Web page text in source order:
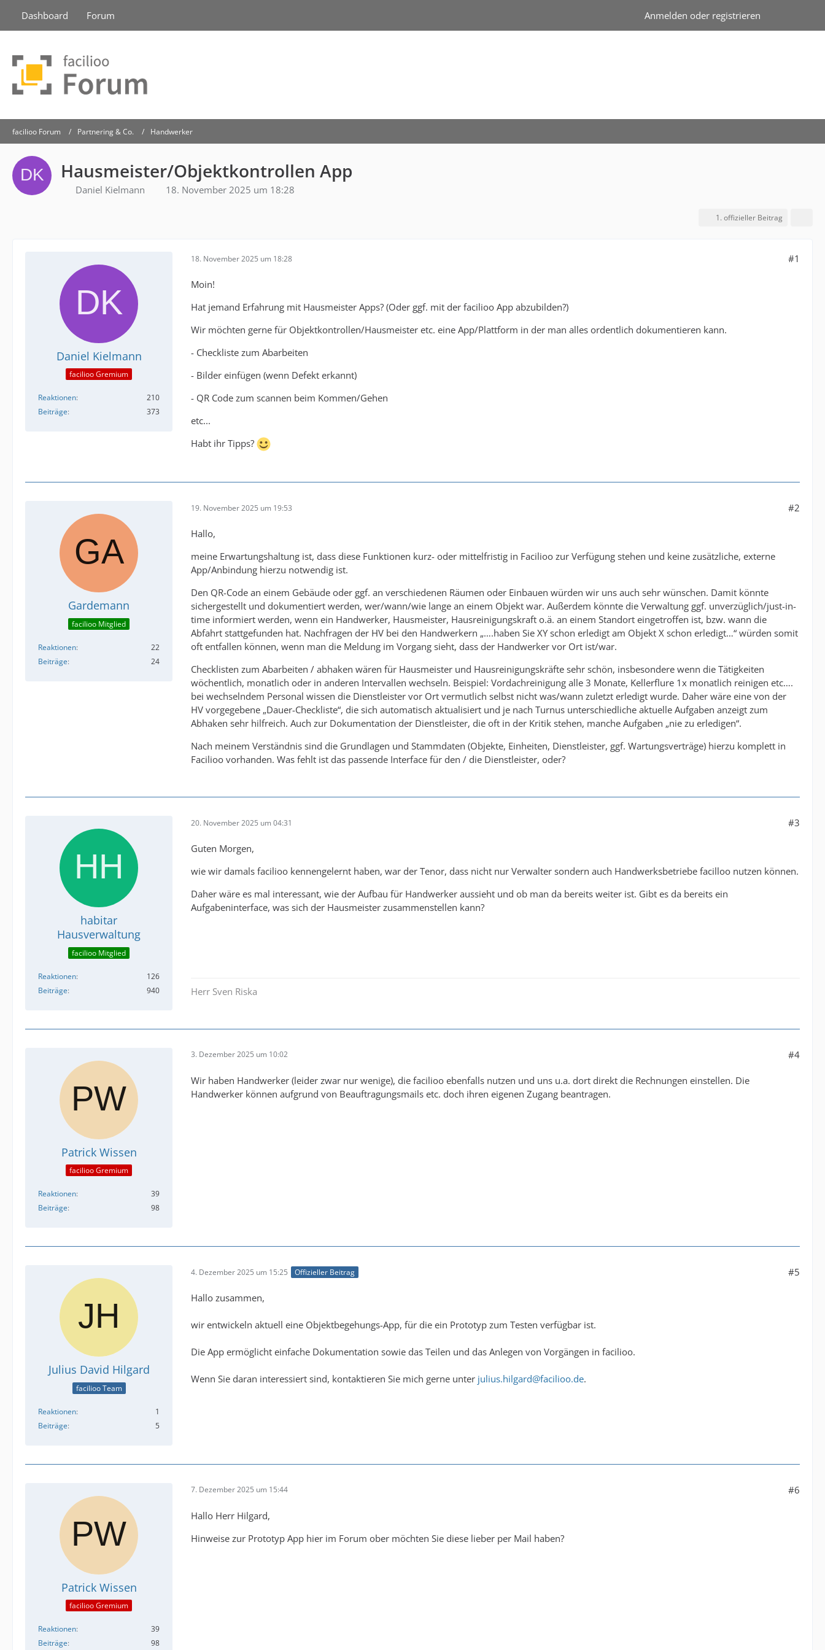
Dashboard Forum Anmelden oder registrieren
facilioo Forum Partnering & Co. Handwerker
Hausmeister/Objektkontrollen App
Daniel Kielmann 18. November 2025 um 18:28
1. offizieller Beitrag
Daniel Kielmann
facilioo Gremium
Reaktionen
210
Beiträge
373
18. November 2025 um 18:28 #1
Moin!
Hat jemand Erfahrung mit Hausmeister Apps? (Oder ggf. mit der facilioo App abzubilden?)
Wir möchten gerne für Objektkontrollen/Hausmeister etc. eine App/Plattform in der man alles ordentlich dokumentieren kann.
- Checkliste zum Abarbeiten
- Bilder einfügen (wenn Defekt erkannt)
- QR Code zum scannen beim Kommen/Gehen
etc...
Habt ihr Tipps?
Gardemann
facilioo Mitglied
Reaktionen
22
Beiträge
24
19. November 2025 um 19:53 #2
Hallo,
meine Erwartungshaltung ist, dass diese Funktionen kurz- oder mittelfristig in Facilioo zur Verfügung stehen und keine zusätzliche, externe
App/Anbindung hierzu notwendig ist.
Den QR-Code an einem Gebäude oder ggf. an verschiedenen Räumen oder Einbauen würden wir uns auch sehr wünschen. Damit könnte
sichergestellt und dokumentiert werden, wer/wann/wie lange an einem Objekt war. Außerdem könnte die Verwaltung ggf. unverzüglich/just-in-
time informiert werden, wenn ein Handwerker, Hausmeister, Hausreinigungskraft o.ä. an einem Standort eingetroffen ist, bzw. wann die
Abfahrt stattgefunden hat. Nachfragen der HV bei den Handwerkern „….haben Sie XY schon erledigt am Objekt X schon erledigt…“ würden somit
oft entfallen können, wenn man die Meldung im Vorgang sieht, dass der Handwerker vor Ort ist/war.
Checklisten zum Abarbeiten / abhaken wären für Hausmeister und Hausreinigungskräfte sehr schön, insbesondere wenn die Tätigkeiten
wöchentlich, monatlich oder in anderen Intervallen wechseln. Beispiel: Vordachreinigung alle 3 Monate, Kellerflure 1x monatlich reinigen etc….
bei wechselndem Personal wissen die Dienstleister vor Ort vermutlich selbst nicht was/wann zuletzt erledigt wurde. Daher wäre eine von der
HV vorgegebene „Dauer-Checkliste“, die sich automatisch aktualisiert und je nach Turnus unterschiedliche aktuelle Aufgaben anzeigt zum
Abhaken sehr hilfreich. Auch zur Dokumentation der Dienstleister, die oft in der Kritik stehen, manche Aufgaben „nie zu erledigen“.
Nach meinem Verständnis sind die Grundlagen und Stammdaten (Objekte, Einheiten, Dienstleister, ggf. Wartungsverträge) hierzu komplett in
Facilioo vorhanden. Was fehlt ist das passende Interface für den / die Dienstleister, oder?
habitar
Hausverwaltung
facilioo Mitglied
Reaktionen
126
Beiträge
940
20. November 2025 um 04:31 #3
Guten Morgen,
wie wir damals facilioo kennengelernt haben, war der Tenor, dass nicht nur Verwalter sondern auch Handwerksbetriebe facilloo nutzen können.
Daher wäre es mal interessant, wie der Aufbau für Handwerker aussieht und ob man da bereits weiter ist. Gibt es da bereits ein
Aufgabeninterface, was sich der Hausmeister zusammenstellen kann?
Herr Sven Riska
Patrick Wissen
facilioo Gremium
Reaktionen
39
Beiträge
98
3. Dezember 2025 um 10:02 #4
Wir haben Handwerker (leider zwar nur wenige), die facilioo ebenfalls nutzen und uns u.a. dort direkt die Rechnungen einstellen. Die
Handwerker können aufgrund von Beauftragungsmails etc. doch ihren eigenen Zugang beantragen.
Julius David Hilgard
facilioo Team
Reaktionen
1
Beiträge
5
4. Dezember 2025 um 15:25 Offizieller Beitrag #5
Hallo zusammen,
wir entwickeln aktuell eine Objektbegehungs-App, für die ein Prototyp zum Testen verfügbar ist.
Die App ermöglicht einfache Dokumentation sowie das Teilen und das Anlegen von Vorgängen in facilioo.
Wenn Sie daran interessiert sind, kontaktieren Sie mich gerne unter julius.hilgard@facilioo.de.
Patrick Wissen
facilioo Gremium
Reaktionen
39
Beiträge
98
7. Dezember 2025 um 15:44 #6
Hallo Herr Hilgard,
Hinweise zur Prototyp App hier im Forum ober möchten Sie diese lieber per Mail haben?